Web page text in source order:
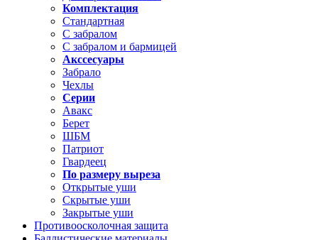
Комплектация
Стандартная
С забралом
С забралом и бармицей
Акссесуары
Забрало
Чехлы
Серии
Авакс
Берет
ШБМ
Патриот
Гвардеец
По размеру выреза
Открытые уши
Скрытые уши
Закрытые уши
Противоосколочная защита